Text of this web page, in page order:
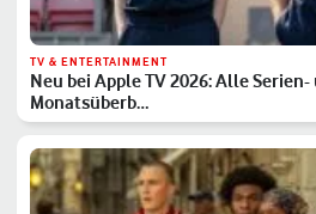
TV & ENTERTAINMENT
Neu bei Apple TV 2026: Alle
Monatsüberb…